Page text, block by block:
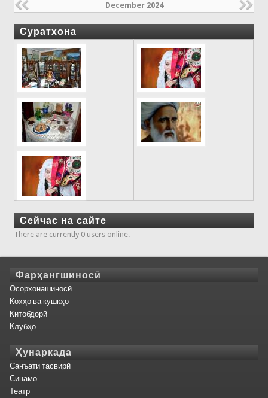
December 2024
Суратхона
Сейчас на сайте
There are currently 0 users online.
Фарҳангшиносӣ
Осорхонашиносӣ
Кохҳо ва кушкҳо
Китобдорӣ
Клубҳо
Ҳунаркада
Санъати тасвирӣ
Синамо
Театр